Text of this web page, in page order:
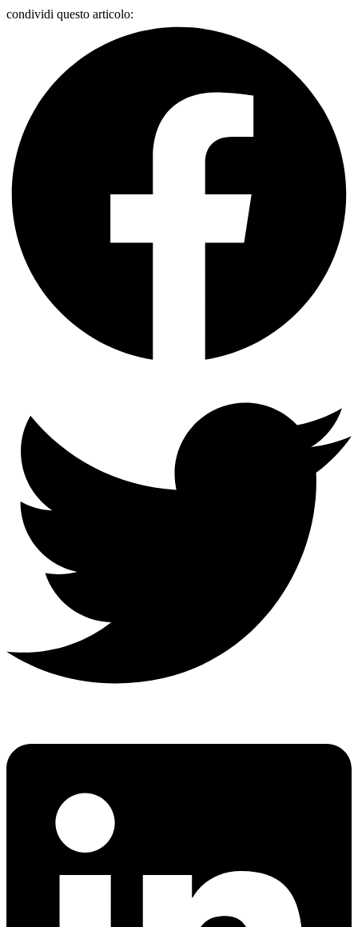
condividi questo articolo: